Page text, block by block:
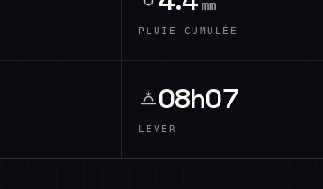
mm
PLUIE CUMULÉE
08h07
LEVER